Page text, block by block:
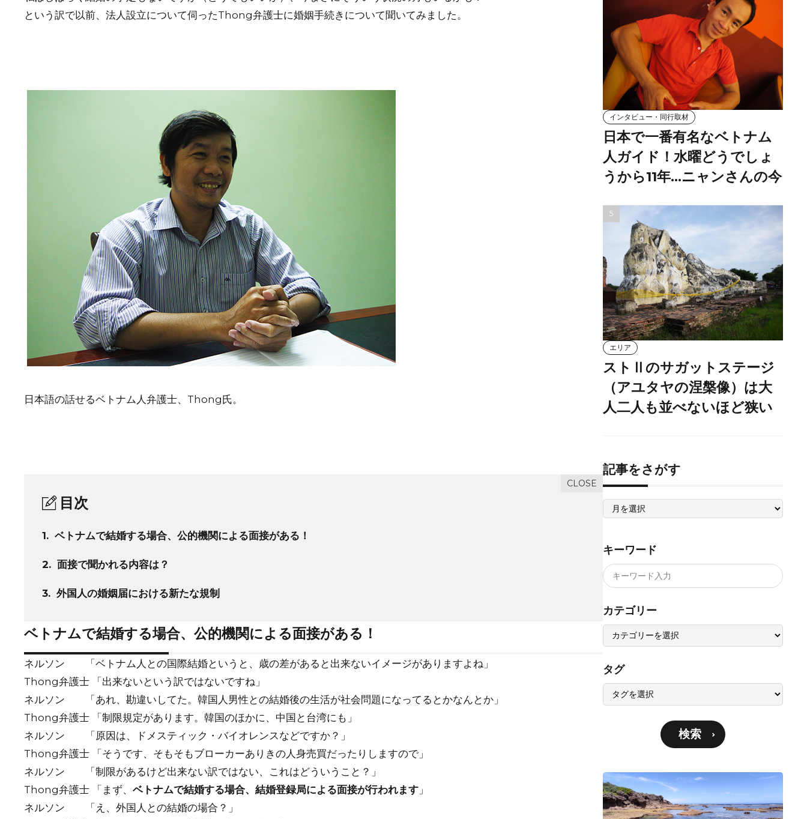
という訳で以前、法人設立について伺ったThong弁護士に婚姻手続きについて聞いてみました。
日本語の話せるベトナム人弁護士、Thong氏。
目次
1. ベトナムで結婚する場合、公的機関による面接がある！
2. 面接で聞かれる内容は？
3. 外国人の婚姻届における新たな規制
ベトナムで結婚する場合、公的機関による面接がある！
ネルソン 「ベトナム人との国際結婚というと、歳の差があると出来ないイメージがありますよね」
Thong弁護士 「出来ないという訳ではないですね」
ネルソン 「あれ、勘違いしてた。韓国人男性との結婚後の生活が社会問題になってるとかなんとか」
Thong弁護士 「制限規定があります。韓国のほかに、中国と台湾にも」
ネルソン 「原因は、ドメスティック・バイオレンスなどですか？」
Thong弁護士 「そうです、そもそもブローカーありきの人身売買だったりしますので」
ネルソン 「制限があるけど出来ない訳ではない、これはどういうこと？」
Thong弁護士 「まず、 ベトナムで結婚する場合、結婚登録局による面接が行われます 」
ネルソン 「え、外国人との結婚の場合？」
インタビュー・同行取材
日本で一番有名なベトナム
人ガイド！水曜どうでしょ
うから11年…ニャンさんの今
エリア
ストⅡのサガットステージ
（アユタヤの涅槃像）は大
人二人も並べないほど狭い
記事をさがす
記
を
す
キーワード
カテゴリー
タグ
検索